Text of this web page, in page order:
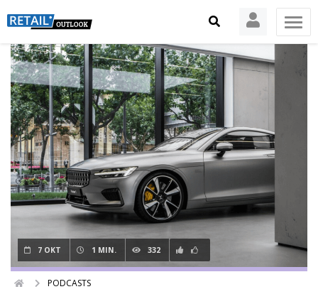
7 OKT 1 MIN. 332
PODCASTS